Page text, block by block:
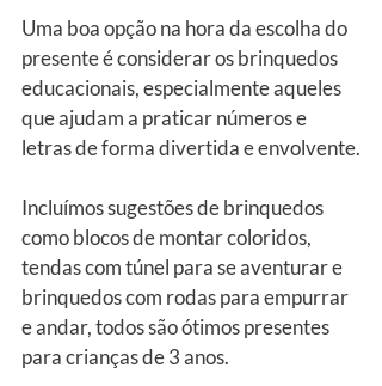
Uma boa opção na hora da escolha do
presente é considerar os brinquedos
educacionais, especialmente aqueles
que ajudam a praticar números e
letras de forma divertida e envolvente.
Incluímos sugestões de brinquedos
como blocos de montar coloridos,
tendas com túnel para se aventurar e
brinquedos com rodas para empurrar
e andar, todos são ótimos presentes
para crianças de 3 anos.